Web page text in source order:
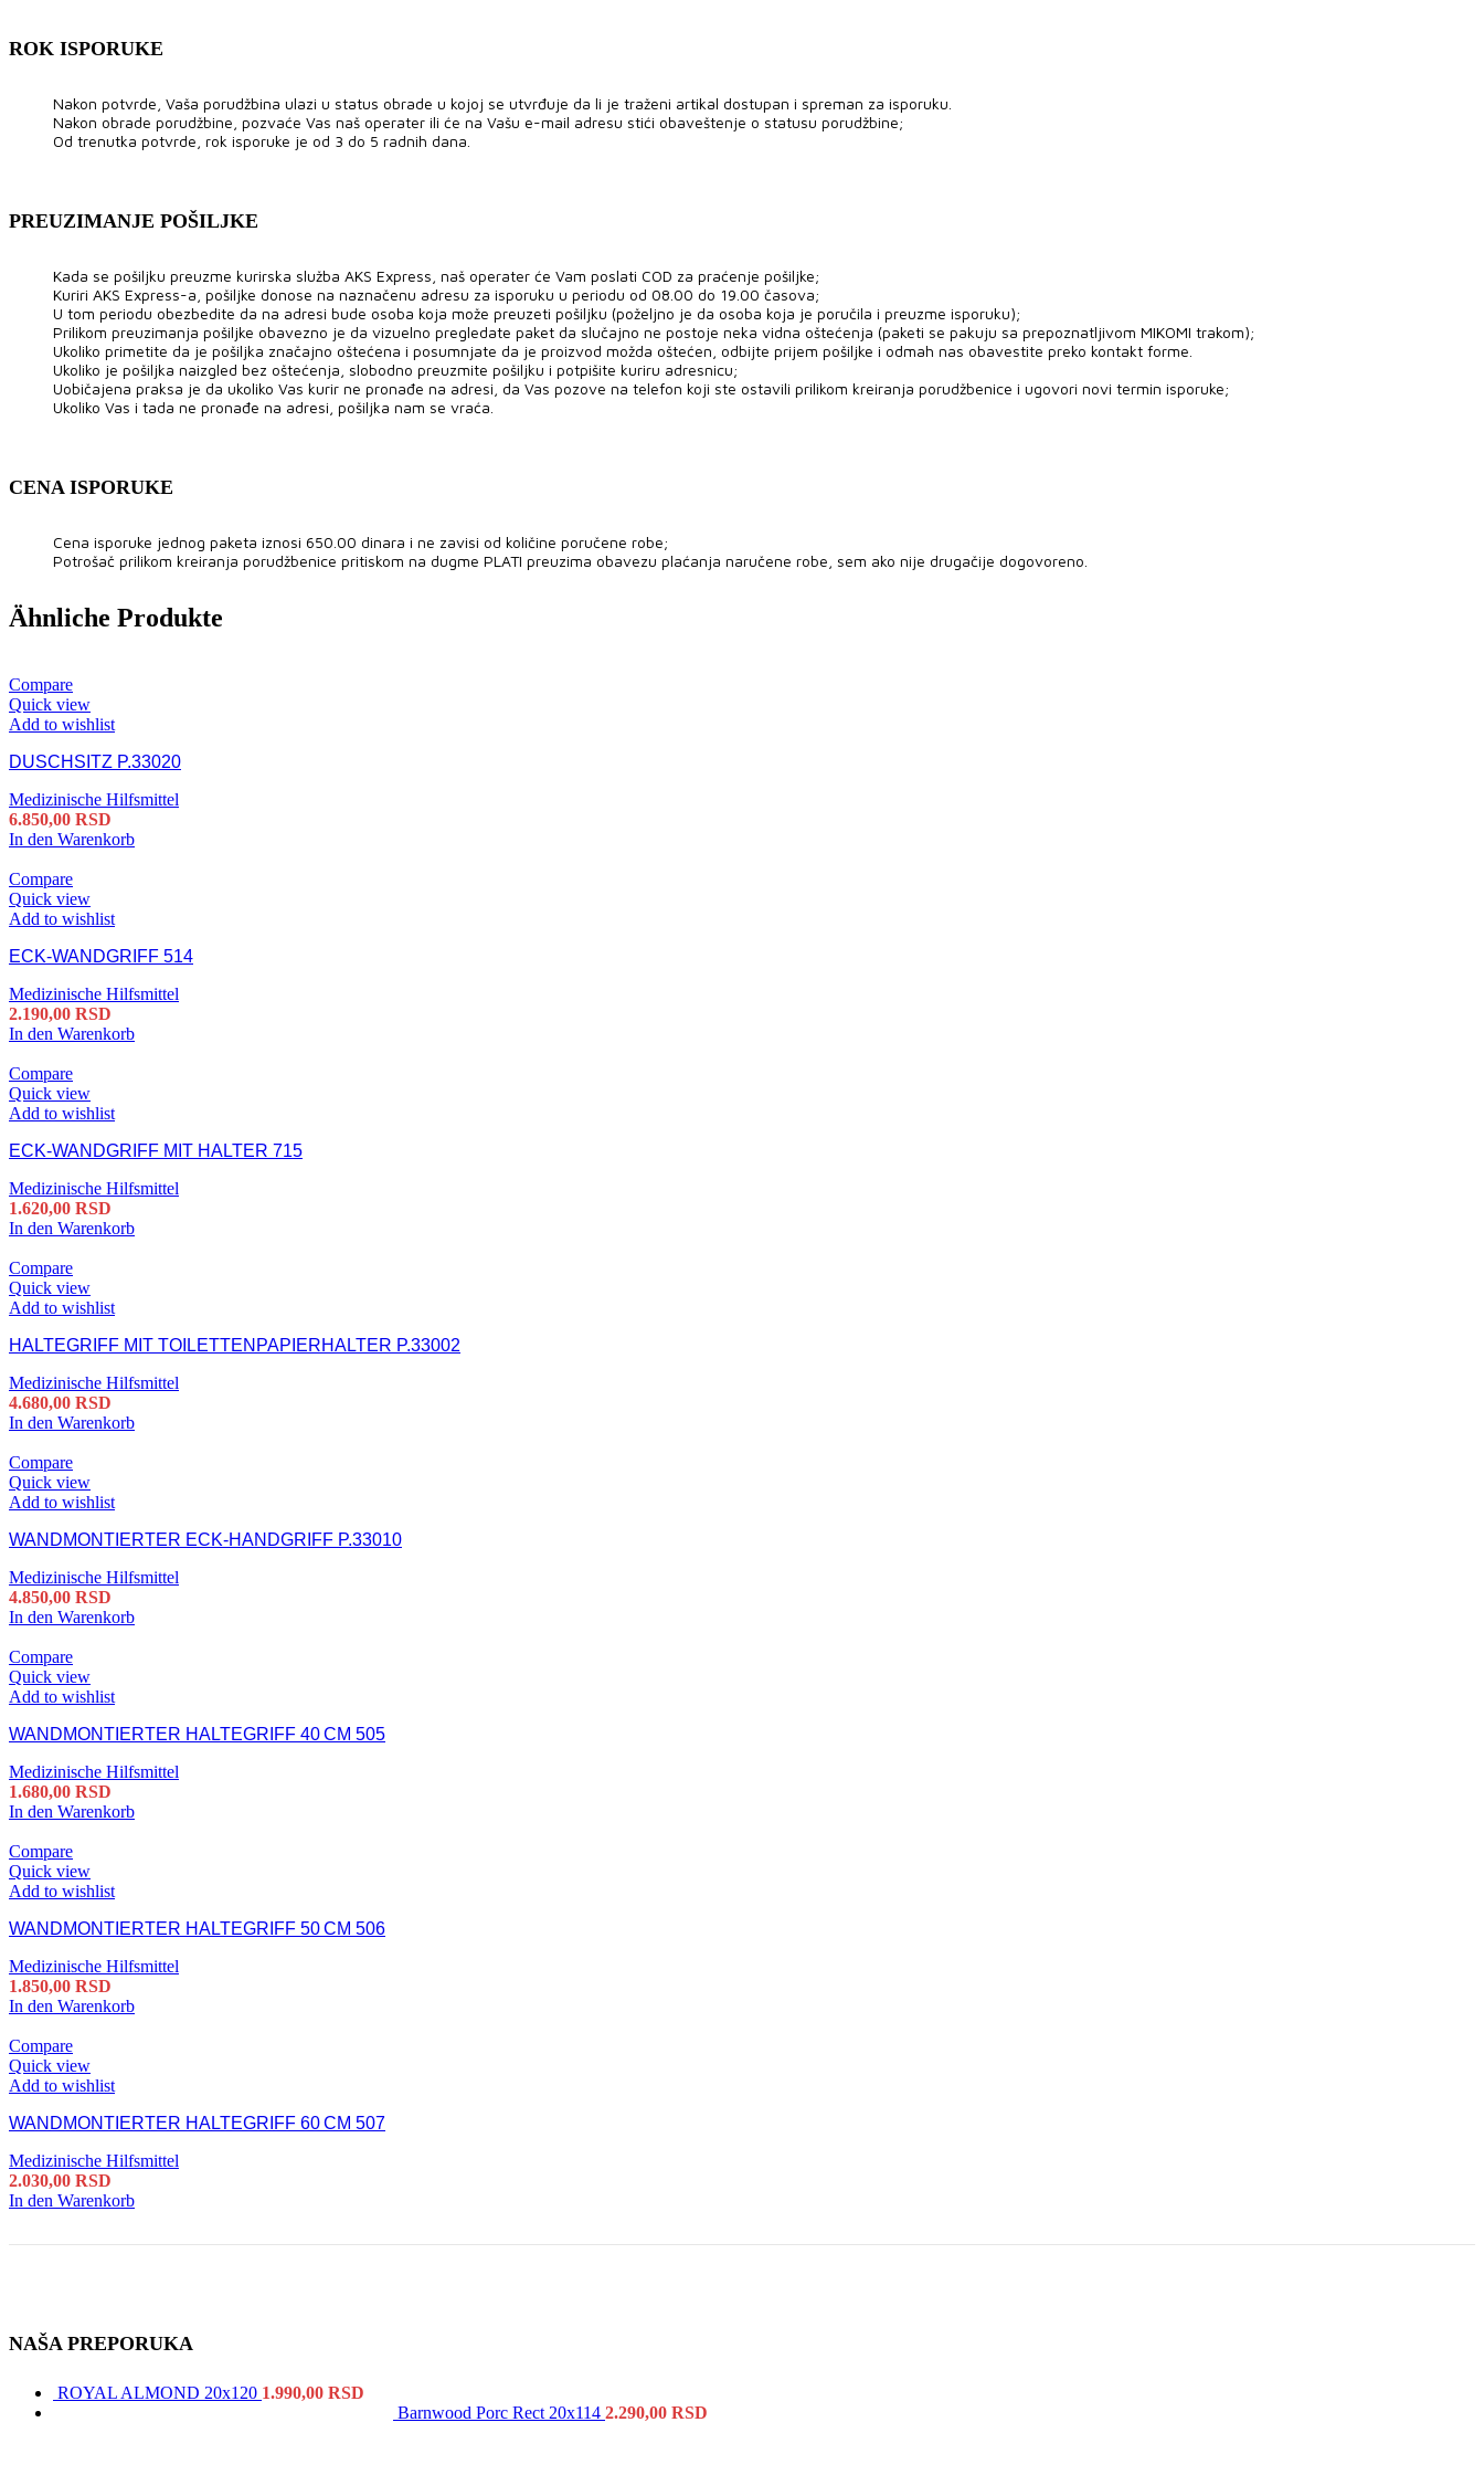
ROK ISPORUKE
Nakon potvrde, Vaša porudžbina ulazi u status obrade u kojoj se utvrđuje da li je traženi artikal dostupan i spreman za isporuku.
Nakon obrade porudžbine, pozvaće Vas naš operater ili će na Vašu e-mail adresu stići obaveštenje o statusu porudžbine;
Od trenutka potvrde, rok isporuke je od 3 do 5 radnih dana.
PREUZIMANJE POŠILJKE
Kada se pošiljku preuzme kurirska služba AKS Express, naš operater će Vam poslati COD za praćenje pošiljke;
Kuriri AKS Express-a, pošiljke donose na naznačenu adresu za isporuku u periodu od 08.00 do 19.00 časova;
U tom periodu obezbedite da na adresi bude osoba koja može preuzeti pošiljku (poželjno je da osoba koja je poručila i preuzme isporuku);
Prilikom preuzimanja pošiljke obavezno je da vizuelno pregledate paket da slučajno ne postoje neka vidna oštećenja (paketi se pakuju sa prepoznatljivom MIKOMI trakom);
Ukoliko primetite da je pošiljka značajno oštećena i posumnjate da je proizvod možda oštećen, odbijte prijem pošiljke i odmah nas obavestite preko kontakt forme.
Ukoliko je pošiljka naizgled bez oštećenja, slobodno preuzmite pošiljku i potpišite kuriru adresnicu;
Uobičajena praksa je da ukoliko Vas kurir ne pronađe na adresi, da Vas pozove na telefon koji ste ostavili prilikom kreiranja porudžbenice i ugovori novi termin isporuke;
Ukoliko Vas i tada ne pronađe na adresi, pošiljka nam se vraća.
CENA ISPORUKE
Cena isporuke jednog paketa iznosi 650.00 dinara i ne zavisi od količine poručene robe;
Potrošač prilikom kreiranja porudžbenice pritiskom na dugme PLATI preuzima obavezu plaćanja naručene robe, sem ako nije drugačije dogovoreno.
Ähnliche Produkte
Compare
Quick view
Add to wishlist
DUSCHSITZ P.33020
Medizinische Hilfsmittel
6.850,00 RSD
In den Warenkorb
Compare
Quick view
Add to wishlist
ECK-WANDGRIFF 514
Medizinische Hilfsmittel
2.190,00 RSD
In den Warenkorb
Compare
Quick view
Add to wishlist
ECK-WANDGRIFF MIT HALTER 715
Medizinische Hilfsmittel
1.620,00 RSD
In den Warenkorb
Compare
Quick view
Add to wishlist
HALTEGRIFF MIT TOILETTENPAPIERHALTER P.33002
Medizinische Hilfsmittel
4.680,00 RSD
In den Warenkorb
Compare
Quick view
Add to wishlist
WANDMONTIERTER ECK-HANDGRIFF P.33010
Medizinische Hilfsmittel
4.850,00 RSD
In den Warenkorb
Compare
Quick view
Add to wishlist
WANDMONTIERTER HALTEGRIFF 40 CM 505
Medizinische Hilfsmittel
1.680,00 RSD
In den Warenkorb
Compare
Quick view
Add to wishlist
WANDMONTIERTER HALTEGRIFF 50 CM 506
Medizinische Hilfsmittel
1.850,00 RSD
In den Warenkorb
Compare
Quick view
Add to wishlist
WANDMONTIERTER HALTEGRIFF 60 CM 507
Medizinische Hilfsmittel
2.030,00 RSD
In den Warenkorb
NAŠA PREPORUKA
ROYAL ALMOND 20x120 1.990,00 RSD
Barnwood Porc Rect 20x114 2.290,00 RSD